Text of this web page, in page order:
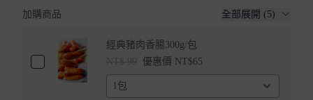
加購商品 全部展開 (5)
經典豬肉香腸300g/包
優惠價 NT$65